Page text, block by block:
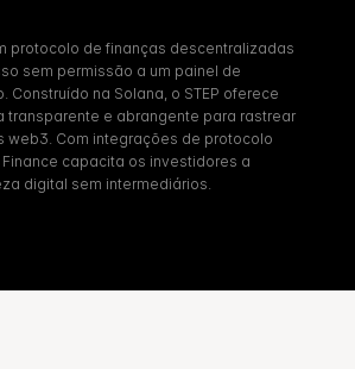
protocolo de finanças descentralizadas
sem permissão a um painel de
Construído na Solana, o STEP oferece
transparente e abrangente para rastrear
web3. Com integrações de protocolo
capacita os investidores a
digital sem intermediários.